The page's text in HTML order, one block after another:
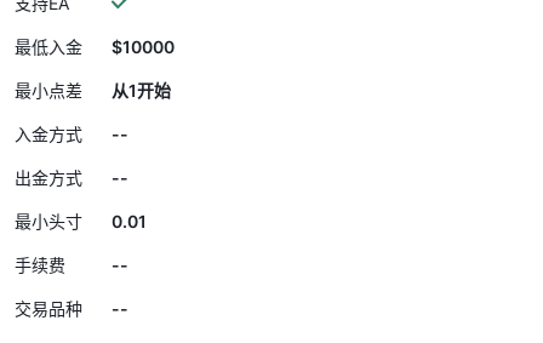
最低入金 $10000
最小点差 从1开始
入金方式 --
出金方式 --
最小头寸 0.01
手续费 --
交易品种 --